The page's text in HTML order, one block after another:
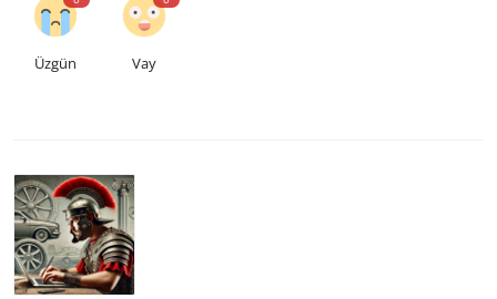
Üzgün Vay